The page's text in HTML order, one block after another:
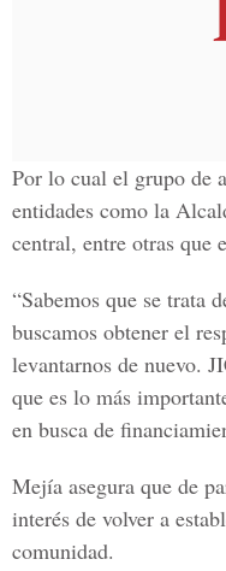
Por lo cual el grupo de
entidades como la
central, entre otras que
“Sabemos que se trata
buscamos obtener el
levantarnos de nuevo.
que es lo más
en busca de
Mejía asegura que de
interés de volver a
comunidad.